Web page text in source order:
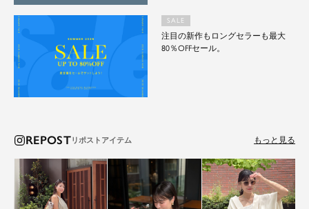
SALE
注目の新作もロングセラーも最大
80％OFFセール。
REPOST もっと見る